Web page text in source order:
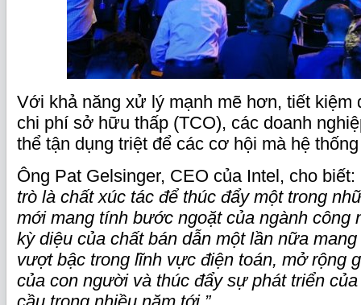
Với khả năng xử lý mạnh mẽ hơn, tiết kiệm
chi phí sở hữu thấp (TCO), các doanh
thể tận dụng triệt để các cơ hội mà hệ
Ông Pat Gelsinger, CEO của Intel, cho biết:
trò là chất xúc tác để thúc đẩy một trong
mới mang tính bước ngoặt của ngành công
kỳ diệu của chất bán dẫn một lần nữa
vượt bậc trong lĩnh vực điện toán, mở rộng
của con người và thúc đẩy sự phát triển